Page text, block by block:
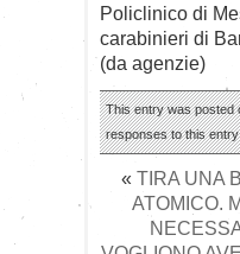
Policlinico di
carabinieri di
(da agenzie)
This entry was posted
responses to this
« TIRA UNA
ATOMICO.